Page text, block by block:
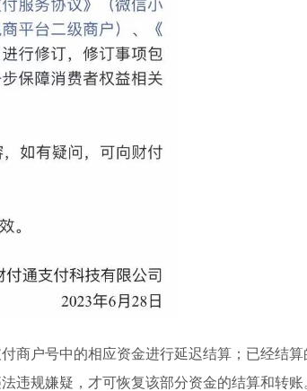
商户号中的相应资金进行延迟结算；已经结算
违规嫌疑，才可恢复该部分资金的结算和转账